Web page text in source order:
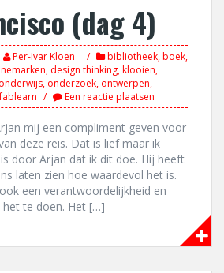
(dag 4)
Per-Ivar Kloen bibliotheek,boek,
, design thinking,klooien,
onderwijs, onderzoek, ontwerpen,
fablearn Een reactie plaatsen
mij een compliment geven voor
deze reis. Dat is lief maar ik
door Arjan dat ik dit doe. Hij heeft
laten zien hoe waardevol het is.
een verantwoordelijkheid en
te doen. Het […]